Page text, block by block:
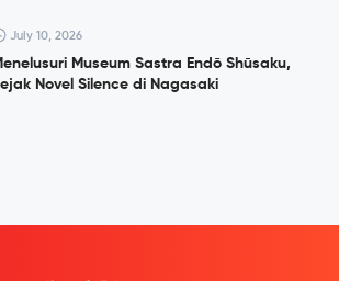
July 10, 2026
Museum Sastra Endō Shūsaku,
Novel Silence di Nagasaki